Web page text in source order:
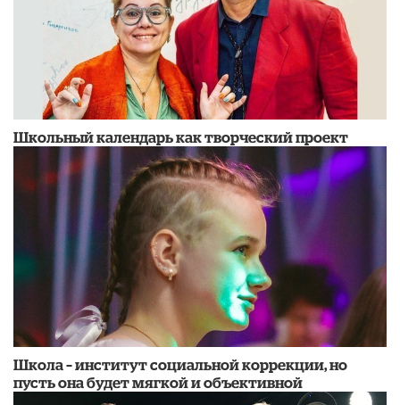
Школьный календарь как творческий проект
Школа – институт социальной коррекции, но
пусть она будет мягкой и объективной